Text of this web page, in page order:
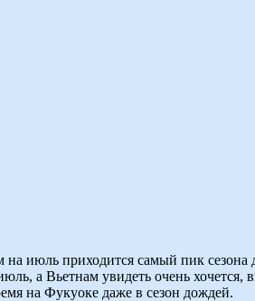
июль приходится самый пик
а Вьетнам увидеть очень хочется,
на Фукуоке даже в сезон дождей.